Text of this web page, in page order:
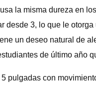
la misma dureza en
desde 3, lo que le
un deseo natural de
de último año
pulgadas con